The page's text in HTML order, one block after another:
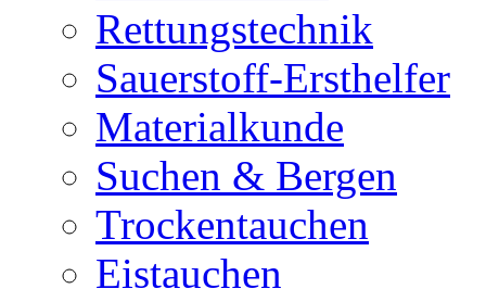
Rettungstechnik
Sauerstoff-Ersthelfer
Materialkunde
Suchen & Bergen
Trockentauchen
Eistauchen